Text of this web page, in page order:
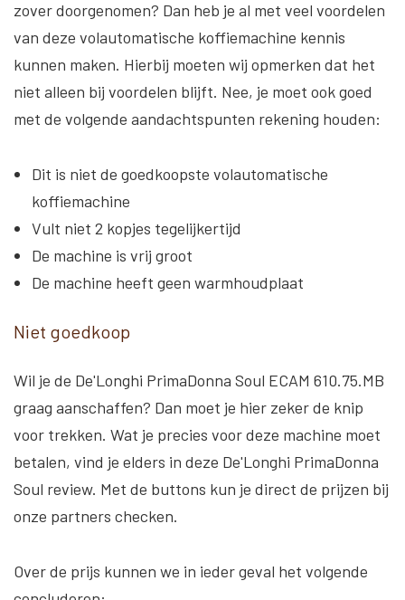
zover doorgenomen? Dan heb je al met veel voordelen
van deze volautomatische koffiemachine kennis
kunnen maken. Hierbij moeten wij opmerken dat het
niet alleen bij voordelen blijft. Nee, je moet ook goed
met de volgende aandachtspunten rekening houden:
Dit is niet de goedkoopste volautomatische
koffiemachine
Vult niet 2 kopjes tegelijkertijd
De machine is vrij groot
De machine heeft geen warmhoudplaat
Niet goedkoop
Wil je de De'Longhi PrimaDonna Soul ECAM 610.75.MB
graag aanschaffen? Dan moet je hier zeker de knip
voor trekken. Wat je precies voor deze machine moet
betalen, vind je elders in deze De'Longhi PrimaDonna
Soul review. Met de buttons kun je direct de prijzen bij
onze partners checken.
Over de prijs kunnen we in ieder geval het volgende